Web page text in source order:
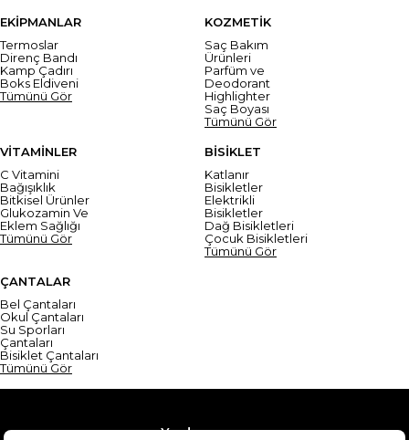
EKİPMANLAR
Termoslar
Direnç Bandı
Kamp Çadırı
Boks Eldiveni
Tümünü Gör
KOZMETİK
Saç Bakım
Ürünleri
Parfüm ve
Deodorant
Highlighter
Saç Boyası
Tümünü Gör
VİTAMİNLER
C Vitamini
Bağışıklık
Bitkisel Ürünler
Glukozamin Ve
Eklem Sağlığı
Tümünü Gör
BİSİKLET
Katlanır
Bisikletler
Elektrikli
Bisikletler
Dağ Bisikletleri
Çocuk Bisikletleri
Tümünü Gör
ÇANTALAR
Bel Çantaları
Okul Çantaları
Su Sporları
Çantaları
Bisiklet Çantaları
Tümünü Gör
Yardım